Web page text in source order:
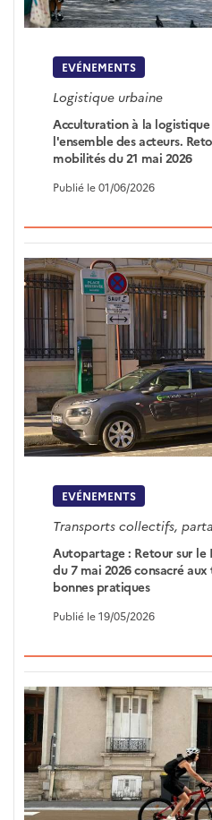
EVÉNEMENTS
Logistique urbaine
Acculturation à la
l'ensemble des acteurs.
mobilités du 21 mai 2026
Publié le 01/06/2026
EVÉNEMENTS
Transports collectifs,
Autopartage : Retour sur le
du 7 mai 2026 consacré
bonnes pratiques
Publié le 19/05/2026